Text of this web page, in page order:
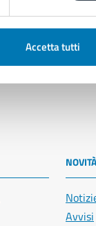
Accetta tutti
NOVITÀ
Avvisi